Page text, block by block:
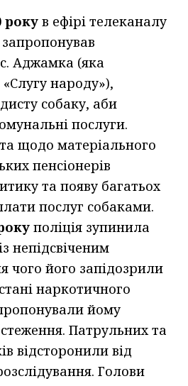
року в ефірі телеканалу
Аджамка (яка
народу»),
собаку, аби
послуги.
щодо матеріального
пенсіонерів
та появу багатьох
послуг собаками.
поліція зупинила
непідсвіченим
чого його запідозрили
наркотичного
йому
Патрульних та
відсторонили від
Голови